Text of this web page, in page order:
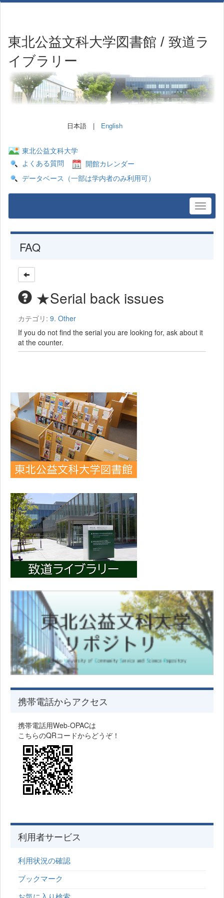
東北公益文科大学図書館 / 致道ラ
イブラリー
日本語 | English
東北公益文科大学
よくある質問
開館カレンダー
データベース（一部は学内者のみ利用可）
FAQ
★Serial back issues
カテゴリ: 9. Other
If you do not find the serial you are looking for, ask about it
at the counter.
携帯電話からアクセス
携帯電話用Web-OPACは
こちらのQRコードからどうぞ！
利用者サービス
利用状況の確認
ブックマーク